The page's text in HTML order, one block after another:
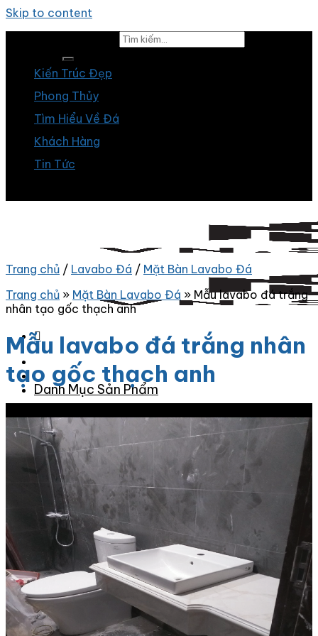
Skip to content
Kiến Trúc Đẹp
Phong Thủy
Tìm Hiểu Về Đá
Khách Hàng
Tin Tức
Danh Mục Sản Phẩm
Đá Granite
Đá Granite Màu Vàng
Đá Granite Màu Xám
Đá Granite Màu Đen
Đá Granite Màu Xanh
Đá Granite Màu Nâu
Đá Granite Màu Đỏ
Đá Travertine
Trang chủ / Lavabo Đá / Mặt Bàn Lavabo Đá
Trang chủ » Mặt Bàn Lavabo Đá » Mẫu lavabo đá trắng
nhân tạo gốc thạch anh
Mẫu lavabo đá trắng nhân
tạo gốc thạch anh